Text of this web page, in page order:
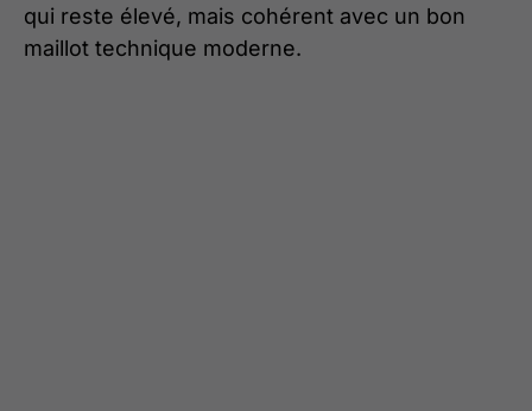
qui reste élevé, mais cohérent avec un bon
maillot technique moderne.